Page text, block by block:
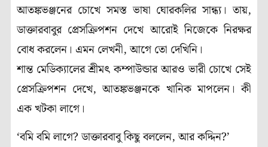
আতঙ্কভঞ্জনের চোখে সমস্ত ভাষা ঘোরকলির সান্ধ্য। তায়,
ডাক্তারবাবুর প্রেসক্রিপশন দেখে আরোই নিজেকে নিরক্ষর
বোধ করলেন। এমন লেখনী, আগে তো দেখিনি।
শান্ত মেডিক্যালের শ্রীমৎ কম্পাউন্ডার আরও ভারী চোখে সেই
প্রেসক্রিপশন দেখে, আতঙ্কভঞ্জনকে খানিক মাপলেন। কী
এক খটকা লাগে।
‘বমি বমি লাগে? ডাক্তারবাবু কিছু বললেন, আর কদ্দিন?’